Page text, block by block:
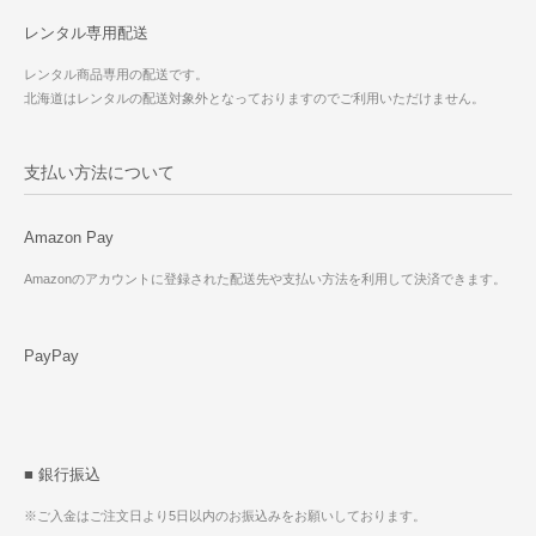
レンタル専用配送
レンタル商品専用の配送です。
北海道はレンタルの配送対象外となっておりますのでご利用いただけません。
支払い方法について
Amazon Pay
Amazonのアカウントに登録された配送先や支払い方法を利用して決済できます。
PayPay
■ 銀行振込
※ご入金はご注文日より5日以内のお振込みをお願いしております。